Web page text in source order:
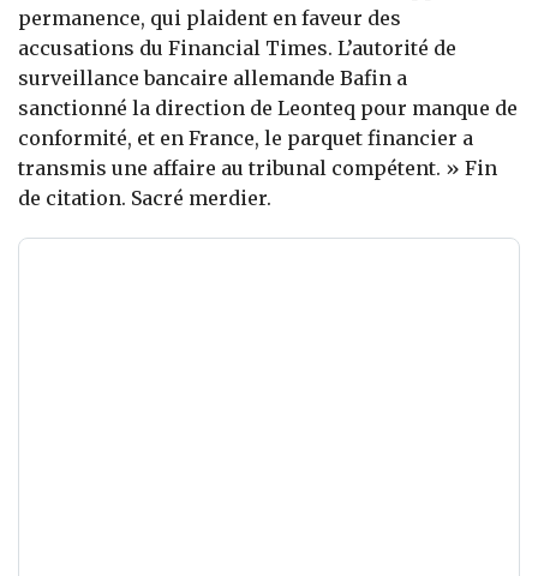
permanence, qui plaident en faveur des
accusations du Financial Times. L’autorité de
surveillance bancaire allemande Bafin a
sanctionné la direction de Leonteq pour manque de
conformité, et en France, le parquet financier a
transmis une affaire au tribunal compétent. » Fin
de citation. Sacré merdier.